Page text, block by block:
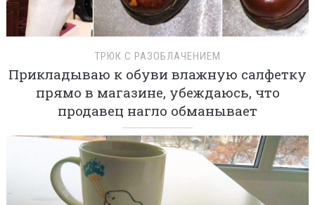
ТРЮК С РАЗОБЛАЧЕНИЕМ
Прикладываю к обуви влажную салфетку
прямо в магазине, убеждаюсь, что
продавец нагло обманывает